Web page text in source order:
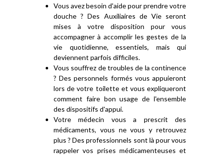
Vous avez besoin d'aide pour prendre votre
douche ? Des Auxiliaires de Vie seront
mises à votre disposition pour vous
accompagner à accomplir les gestes de la
vie quotidienne, essentiels, mais qui
deviennent parfois difficiles.
Vous souffrez de troubles de la continence
? Des personnels formés vous appuieront
lors de votre toilette et vous expliqueront
comment faire bon usage de l'ensemble
des dispositifs d'appui.
Votre médecin vous a prescrit des
médicaments, vous ne vous y retrouvez
plus ? Des professionnels sont là pour vous
rappeler vos prises médicamenteuses et